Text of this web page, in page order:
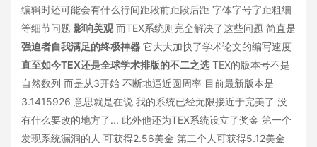
编辑时还可能会有什么行间距段前距段后距 字体字号字距粗细
等细节问题 影响美观而TEX系统则完全解决了这些问题 简直是
强迫者自我满足的终极神器 它大大加快了学术论文的编写速度
直至如今TEX还是全球学术排版的不二之选TEX的版本号不是
自然数列 而是从3开始 不断地逼近圆周率 目前最新版本是
3.1415926 意思就是在说 我的系统已经无限接近于完美了 没
有什么要改的地方了... 此外他还为TEX系统设立了奖金 第一个
发现系统漏洞的人 可获得2.56美金 第二个人可获得5.12美金